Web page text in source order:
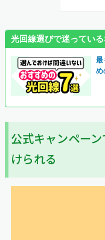
光回線選びで迷ってい
最
め
公式キャンペー
けられる